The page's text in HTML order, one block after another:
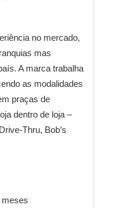
no mercado,
mas
A marca trabalha
as modalidades
praças de
dentro de loja –
Thru, Bob’s
meses